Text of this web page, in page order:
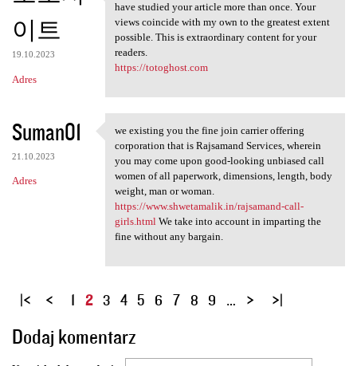
이트
19.10.2023
Adres
have studied your article more than once. Your
views coincide with my own to the greatest extent
possible. This is extraordinary content for your
readers.
https://totoghost.com
Suman01
21.10.2023
Adres
we existing you the fine join
we existing you the fine join carrier offering
corporation that is Rajsamand Services, wherein
you may come upon good-looking unbiased call
women of all paperwork, dimensions, length, body
weight, man or woman.
https://www.shwetamalik.in/rajsamand-call-
girls.htmlWe take into account in imparting the
fine without any bargain.
S
r
o
1 2 3 4 5 6 7 8 9 …
Dodaj komentarz